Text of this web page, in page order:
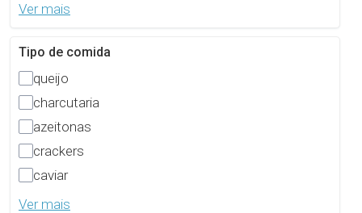
Ver mais
Tipo de comida
queijo
charcutaria
azeitonas
crackers
caviar
Ver mais